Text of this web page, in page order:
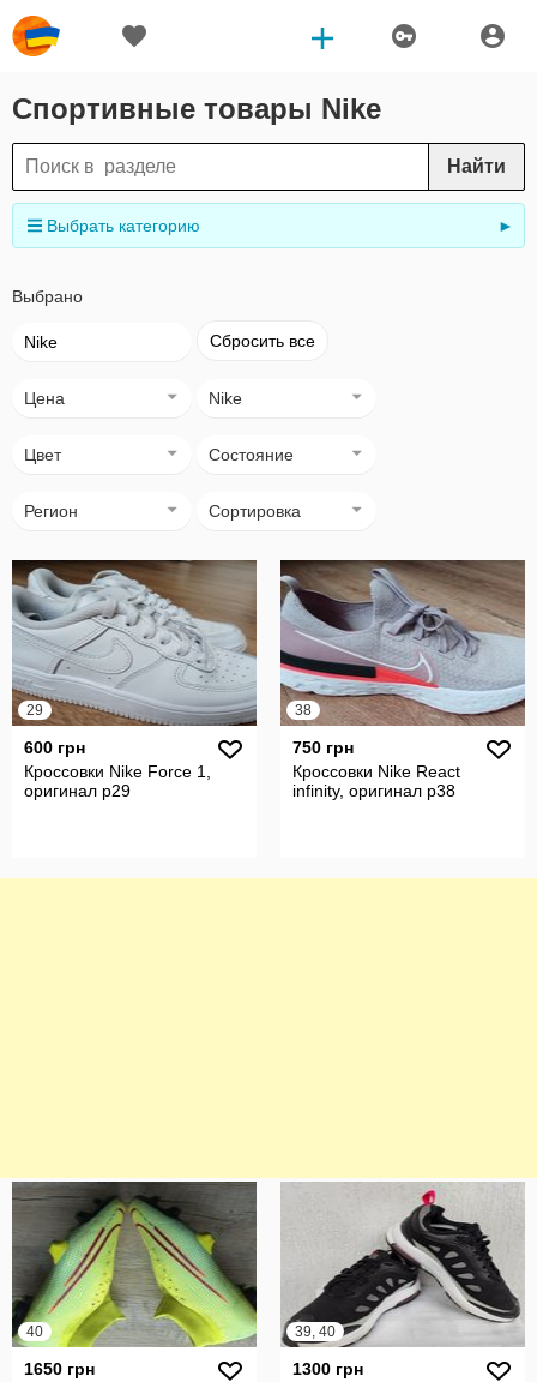
Спортивные товары Nike
Найти
Выбрать категорию ►
Выбрано
Nike Сбросить все
Цена Nike
Цвет Состояние
Регион Сортировка
29
600 грн
Кроссовки Nike Force 1,
оригинал р29
38
750 грн
Кроссовки Nike React
infinity, оригинал р38
40
1650 грн
39, 40
1300 грн